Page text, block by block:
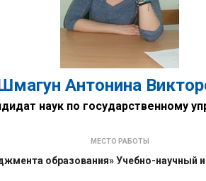
Антонина
наук по государственному
МЕСТО РАБОТЫ
образования» Учебно-научный